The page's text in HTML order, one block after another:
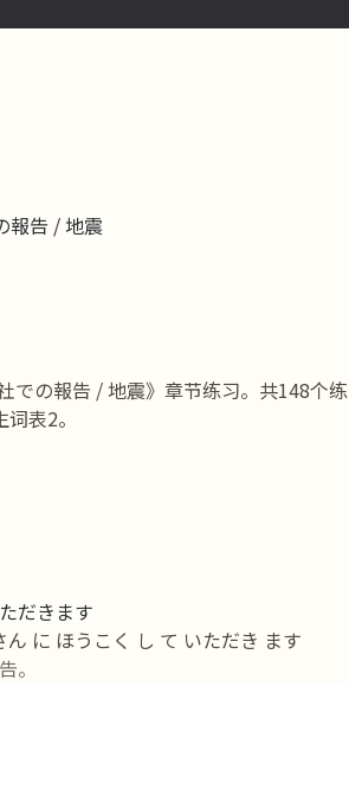
報告 / 地震
の報告 / 地震》章节练习。共148
表2。
だきます
に ほうこく し て いただき ます
。